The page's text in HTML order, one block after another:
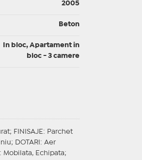
2005
Beton
In bloc, Apartament in
bloc - 3 camere
FINISAJE : Parchet
DOTARI : Aer
: Mobilata, Echipata;